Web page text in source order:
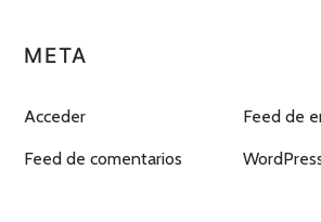
META
Acceder Feed de
Feed de comentarios